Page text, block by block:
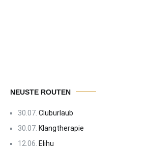
NEUSTE ROUTEN
30.07. Cluburlaub
30.07. Klangtherapie
12.06. Elihu